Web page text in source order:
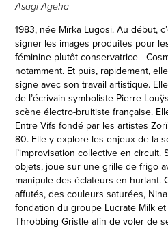
Asagi Ageha
1983, née Mïrka Lugosi. Au début,
signer les images produites pour
féminine plutôt conservatrice -
notamment. Et puis, rapidement,
signe avec son travail artistique.
de l’écrivain symboliste Pierre
scène électro-bruitiste française.
Entre Vifs fondé par les artistes
80. Elle y explore les enjeux de la
l’improvisation collective en circuit.
objets, joue sur une grille de frigo
manipule des éclateurs en hurlant.
affutés, des couleurs saturées,
fondation du groupe Lucrate Milk
Throbbing Gristle afin de voler de